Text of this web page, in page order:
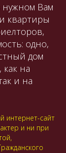
нужном Вам
квартиры
одно,
дом
на
и на
интернет-сайт
и ни при